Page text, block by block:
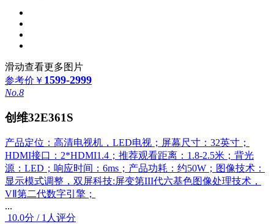
滑动查看更多图片
参考价 ￥ 1599-2999
No.8
创维32E361S
产品定位：高清电视机，LED电视；屏幕尺寸：32英寸；
HDMI接口：2*HDMI1.4；推荐观看距离：1.8-2.5米；背光
源：LED；响应时间：6ms；产品功耗：约50W；图像技术：
显示模式调整，双屏科技:屏变第III代六基色图像处理技术，
VⅡ第二代数字引擎；
...
10.0分 / 1人评分